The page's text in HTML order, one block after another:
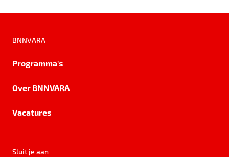
BNNVARA
Programma's
Over BNNVARA
Vacatures
Sluit je aan